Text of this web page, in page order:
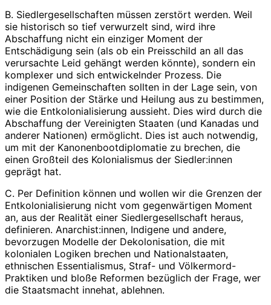
B. Siedlergesellschaften müssen zerstört werden. Weil
sie historisch so tief verwurzelt sind, wird ihre
Abschaffung nicht ein einziger Moment der
Entschädigung sein (als ob ein Preisschild an all das
verursachte Leid gehängt werden könnte), sondern ein
komplexer und sich entwickelnder Prozess. Die
indigenen Gemeinschaften sollten in der Lage sein, von
einer Position der Stärke und Heilung aus zu bestimmen,
wie die Entkolonialisierung aussieht. Dies wird durch die
Abschaffung der Vereinigten Staaten (und Kanadas und
anderer Nationen) ermöglicht. Dies ist auch notwendig,
um mit der Kanonenbootdiplomatie zu brechen, die
einen Großteil des Kolonialismus der Siedler:innen
geprägt hat.
C. Per Definition können und wollen wir die Grenzen der
Entkolonialisierung nicht vom gegenwärtigen Moment
an, aus der Realität einer Siedlergesellschaft heraus,
definieren. Anarchist:innen, Indigene und andere,
bevorzugen Modelle der Dekolonisation, die mit
kolonialen Logiken brechen und Nationalstaaten,
ethnischen Essentialismus, Straf- und Völkermord-
Praktiken und bloße Reformen bezüglich der Frage, wer
die Staatsmacht innehat, ablehnen.